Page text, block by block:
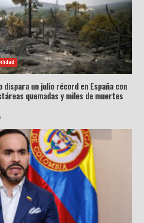
dispara un julio récord en España con
quemadas y miles de muertes